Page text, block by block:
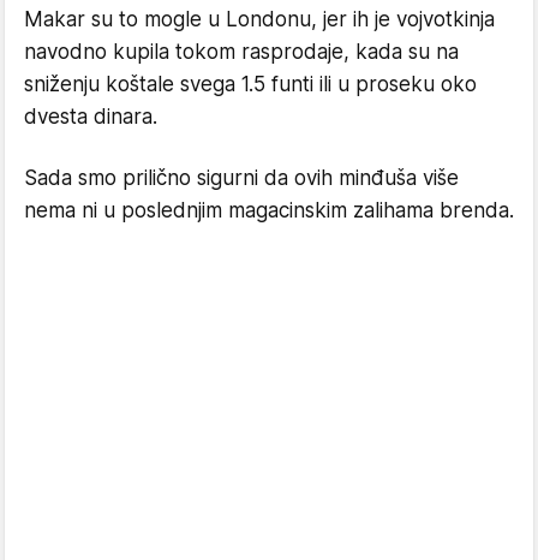
Makar su to mogle u Londonu, jer ih je vojvotkinja
navodno kupila tokom rasprodaje, kada su na
sniženju koštale svega 1.5 funti ili u proseku oko
dvesta dinara.
Sada smo prilično sigurni da ovih minđuša više
nema ni u poslednjim magacinskim zalihama brenda.